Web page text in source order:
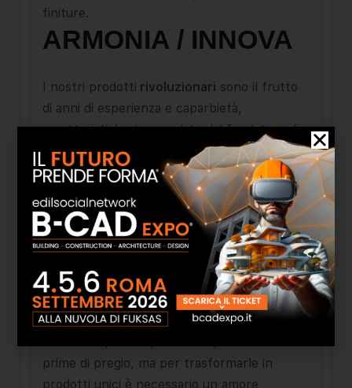
finiture.
ARMONIA / INNOVA
I nostri prodotti rivoluzionari sono il frutto
di anni di esperienza e caparbietà,
caratteristiche tramandate dal fondatore di
Innova alla seconda generazione
imprenditoriale rigorosamente a carattere
familiare e fortemente legate al territorio di
origine. Ed è proprio questo legame con il
territorio che conferisce qualità ai prodotti,
attraverso le altissime competenze del
personale maturate tutte all’interno di
INNOVA e motivate da un fortissimo senso
di appartenenza aziendale. Sappiamo bene
prime di pregio, ma per trasformarle in
prodotti unici è necessario un amore